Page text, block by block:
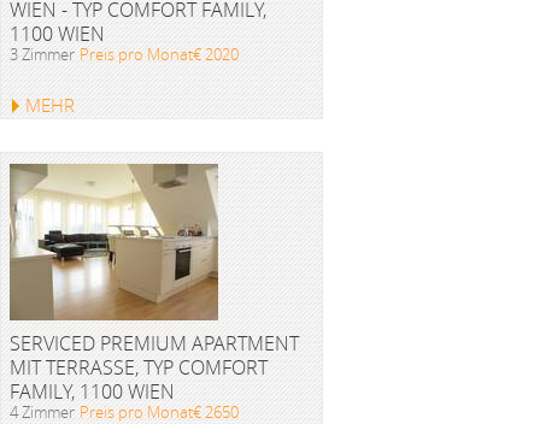
WIEN - TYP COMFORT FAMILY,
1100 WIEN
3 Zimmer Preis pro Monat€ 2020
MEHR
SERVICED PREMIUM APARTMENT
MIT TERRASSE, TYP COMFORT
FAMILY, 1100 WIEN
4 Zimmer Preis pro Monat€ 2650